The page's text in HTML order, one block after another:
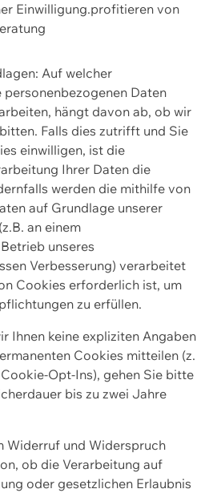
Einwilligung.profitieren von
Auf welcher
Daten
hängt davon ab, ob wir
Falls dies zutrifft und Sie
einwilligen, ist die
Ihrer Daten die
werden die mithilfe von
auf Grundlage unserer
an einem
unseres
Verbesserung) verarbeitet
Cookies erforderlich ist, um
zu erfüllen.
Ihnen keine expliziten Angaben
Cookies mitteilen (z.
Opt-Ins), gehen Sie bitte
bis zu zwei Jahre
Widerruf und Widerspruch
ob die Verarbeitung auf
oder gesetzlichen Erlaubnis